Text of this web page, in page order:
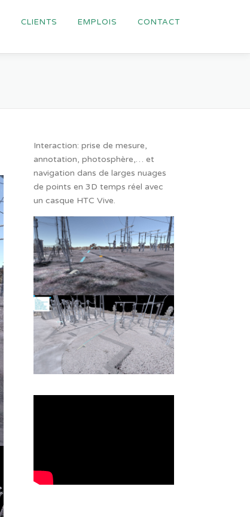
CLIENTS EMPLOIS CONTACT
Interaction: prise de mesure,
annotation, photosphère,… et
navigation dans de larges nuages
de points en 3D temps réel avec
un casque HTC Vive.